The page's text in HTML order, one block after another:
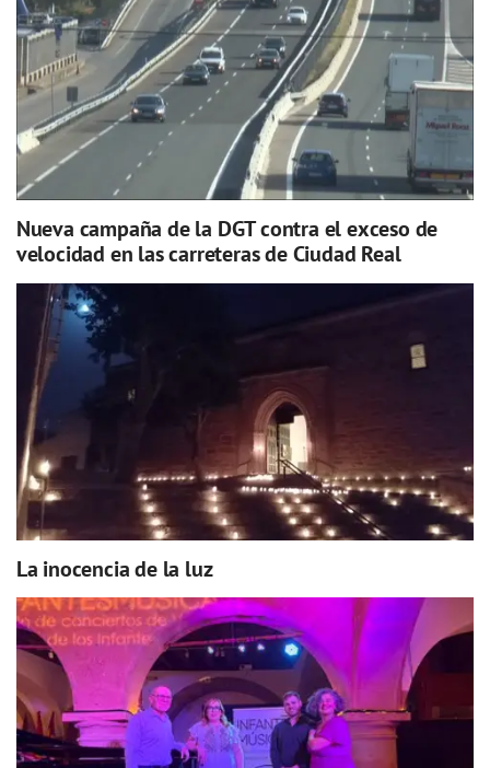
Nueva campaña de la DGT contra el exceso de
velocidad en las carreteras de Ciudad Real
La inocencia de la luz